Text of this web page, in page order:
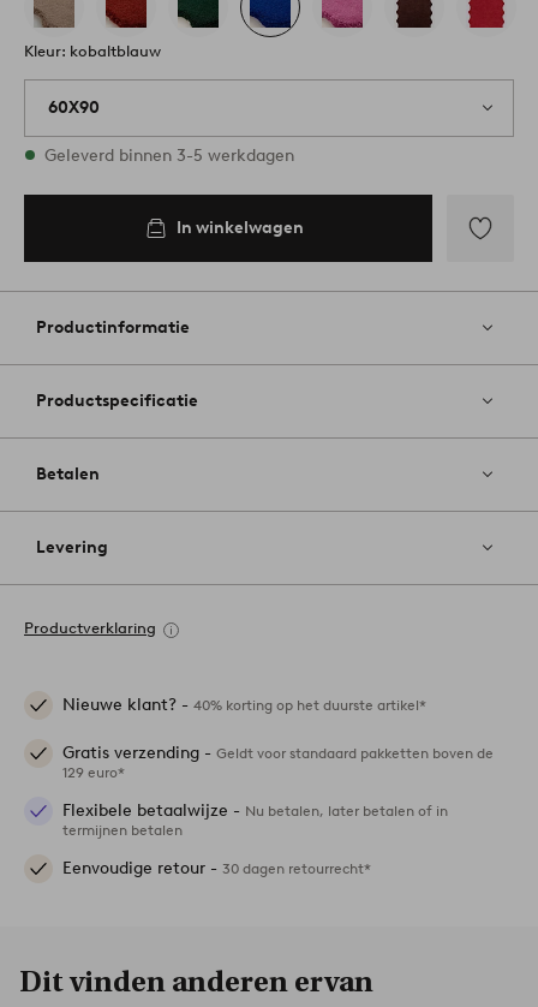
Kleur: kobaltblauw
60X90
Op voorraad
Geleverd binnen 3-5 werkdagen
In winkelwagen
aan
Productinformatie
Productspecificatie
Betalen
Levering
Productverklaring
Nieuwe klant? - 40% korting op het duurste artikel*
Gratis verzending - Geldt voor standaard pakketten boven de
129 euro*
Flexibele betaalwijze - Nu betalen, later betalen of in
termijnen betalen
Eenvoudige retour - 30 dagen retourrecht*
Dit vinden anderen ervan